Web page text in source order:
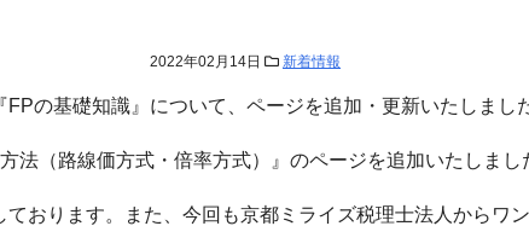
2022年02月14日 新着情報
の基礎知識』について、ページを追加・更新いたしまし
法（路線価方式・倍率方式）』のページを追加いたしまし
おります。また、今回も京都ミライズ税理士法人からワ